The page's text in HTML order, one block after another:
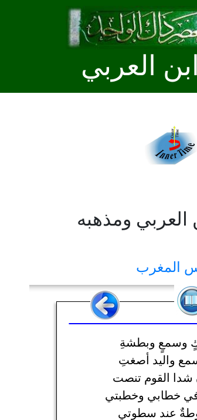
العربي
العربي ومذهبه
المغرب
وسمعٍ وبطشةِ
واليد أصغتِ
القوم تنصت
خطابي وخطبتي
عند سطوتي